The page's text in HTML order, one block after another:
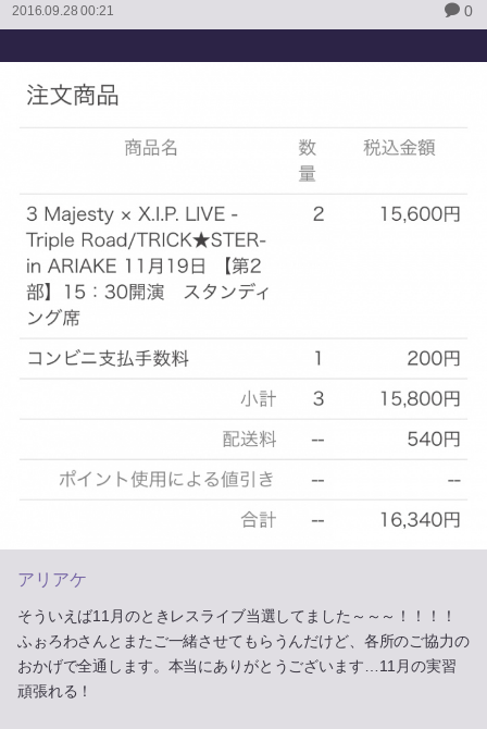
2016.09.28 00:21 0
アリアケ
そういえば11月のときレスライブ当選してました～～～！！！！
ふぉろわさんとまたご一緒させてもらうんだけど、各所のご協力の
おかげで全通します。本当にありがとうございます…11月の実習
頑張れる！